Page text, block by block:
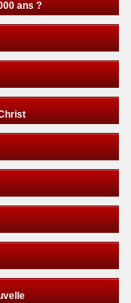
ans ?